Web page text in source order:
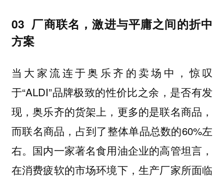
03 厂商联名，激进与平庸之间的折中
方案
当大家流连于奥乐齐的卖场中，惊叹
于“ALDI”品牌极致的性价比之余，是否有发
现，奥乐齐的货架上，更多的是联名商品，
而联名商品，占到了整体单品总数的60%左
右。国内一家著名食用油企业的高管坦言，
在消费疲软的市场环境下，生产厂家所面临